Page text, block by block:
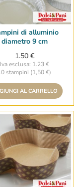
di alluminio
diametro 9 cm
1.50 €
Iva esclusa: 1.23 €
stampini (1,50 €)
AL CARRELLO